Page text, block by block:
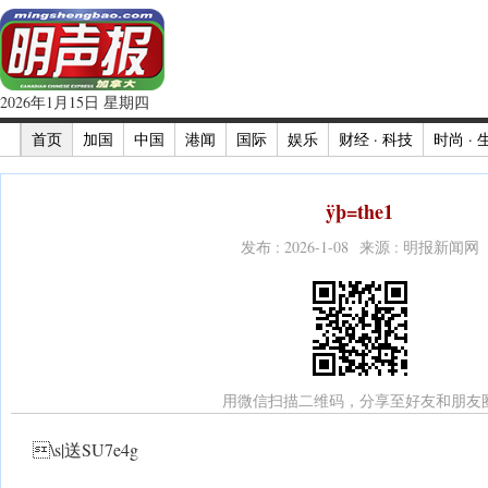
2026年1月15日 星期四
首页
加国 中国 港闻 国际 娱乐 财经 · 科技 时尚 ·
ÿþ=the1
发布 : 2026-1-08 来源 : 明报新闻网
用微信扫描二维码，分享至好友和朋友
\s|送SU7e4g